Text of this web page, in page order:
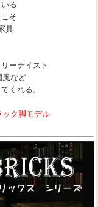
る
そ
具
ーテイスト
風など
くれる。
ク脚モデル